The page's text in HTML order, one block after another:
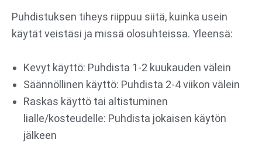
Puhdistuksen tiheys riippuu siitä, kuinka usein
käytät veistäsi ja missä olosuhteissa. Yleensä:
Kevyt käyttö: Puhdista 1-2 kuukauden välein
Säännöllinen käyttö: Puhdista 2-4 viikon välein
Raskas käyttö tai altistuminen
lialle/kosteudelle: Puhdista jokaisen käytön
jälkeen